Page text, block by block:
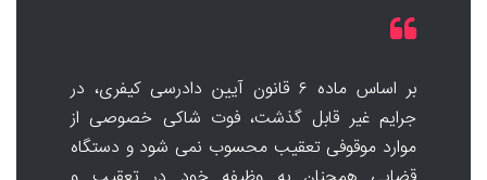
بر اساس ماده ۶ قانون آیین دادرسی کیفری، در
جرایم غیر قابل گذشت، فوت شاکی خصوصی از
موارد موقوفی تعقیب محسوب نمی شود و دستگاه